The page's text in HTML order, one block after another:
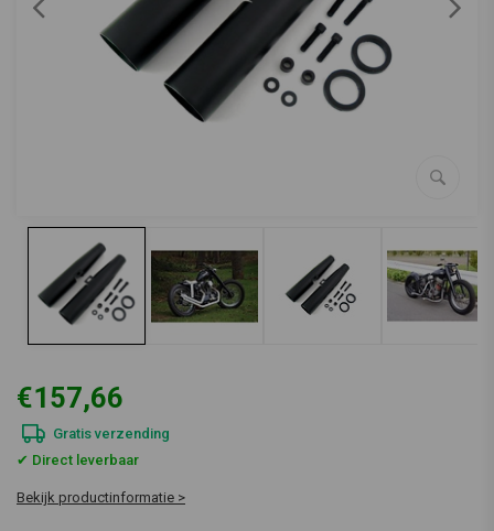
€157,66
Gratis verzending
✔ Direct leverbaar
Bekijk productinformatie >